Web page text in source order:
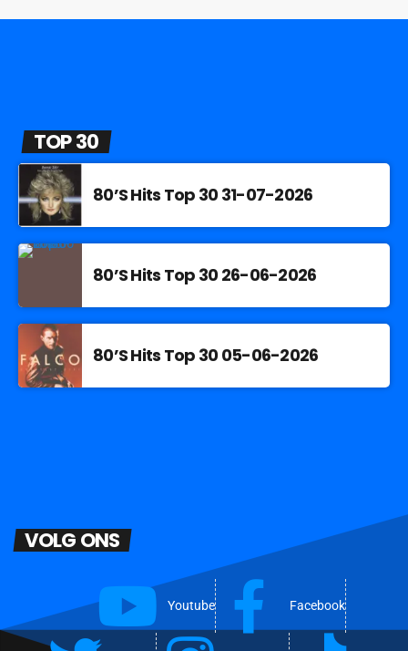
TOP 30
80’S Hits Top 30 31-07-2026
80’S Hits Top 30 26-06-2026
80’S Hits Top 30 05-06-2026
VOLG ONS
Youtube Facebook